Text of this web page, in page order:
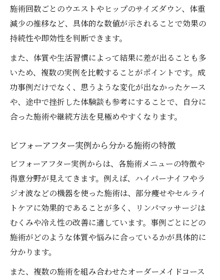
施術回数ごとのウエストやヒップのサイズダウン、体重
減少の推移など、具体的な数値が示されることで効果の
持続性や即効性を判断できます。
また、体質や生活習慣によって結果に差が出ることも多
いため、複数の実例を比較することがポイントです。成
功事例だけでなく、思うような変化が出なかったケース
や、途中で挫折した体験談も参考にすることで、自分に
合った施術や継続方法を見極めやすくなります。
ビフォーアフター実例から分かる施術の特徴
ビフォーアフター実例からは、各施術メニューの特徴や
得意分野が見えてきます。例えば、ハイパーナイフやラ
ジオ波などの機器を使った施術は、部分痩せやセルライ
トケアに効果的であることが多く、リンパマッサージは
むくみや冷え性の改善に適しています。事例ごとにどの
施術がどのような体質や悩みに合っているかが具体的に
分かります。
また、複数の施術を組み合わせたオーダーメイドコース